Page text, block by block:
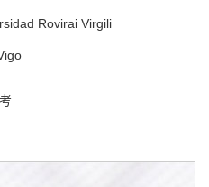
Rovirai Virgili